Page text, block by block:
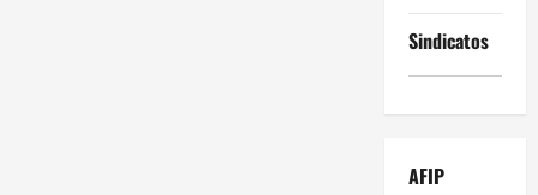
Sindicatos
AFIP